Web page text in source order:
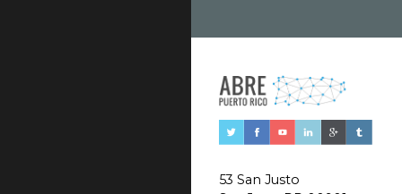
53 San Justo